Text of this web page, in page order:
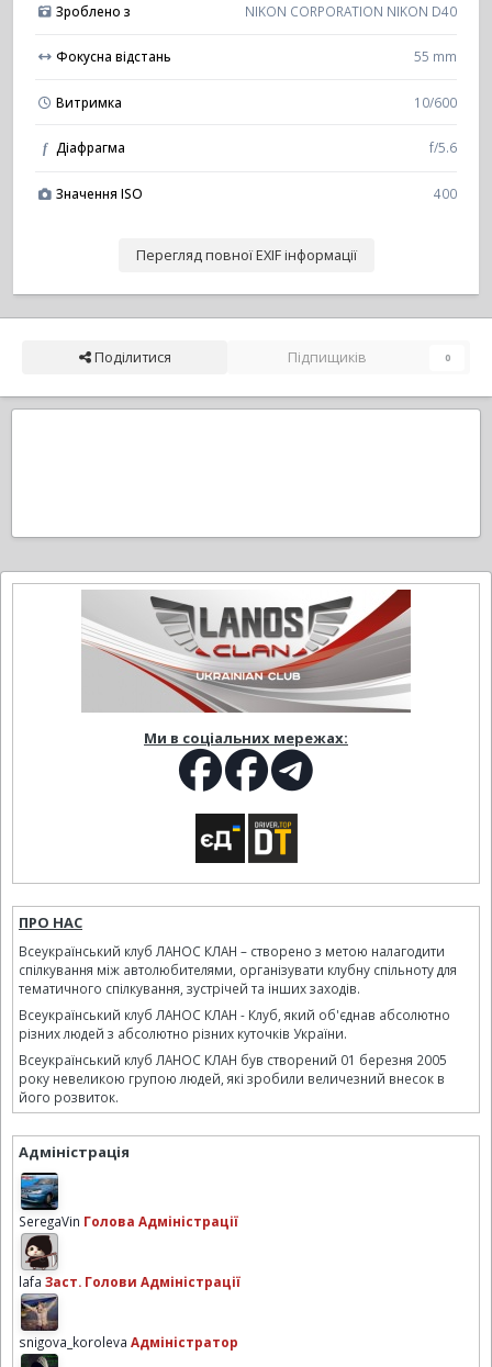
Зроблено з NIKON CORPORATION NIKON D40
Фокусна відстань 55 mm
Витримка 10/600
f Діафрагма f/5.6
Значення ISO 400
Перегляд повної EXIF інформації
Поділитися Підпищиків 0
Ми в соціальних мережах:
ПРО НАС
Всеукраїнський клуб ЛАНОС КЛАН – створено з метою налагодити
спілкування між автолюбителями, організувати клубну спільноту для
тематичного спілкування, зустрічей та інших заходів.
Всеукраїнський клуб ЛАНОС КЛАН - Клуб, який об'єднав абсолютно
різних людей з абсолютно різних куточків України.
Всеукраїнський клуб ЛАНОС КЛАН був створений 01 березня 2005
року невеликою групою людей, які зробили величезний внесок в
його розвиток.
Адміністрація
SeregaVin Голова Адміністрації
lafa Заст. Голови Адміністрації
snigova_koroleva Адміністратор